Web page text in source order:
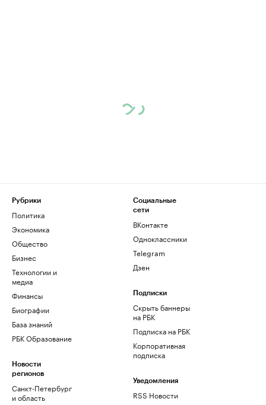
Рубрики
Политика
Экономика
Общество
Бизнес
Технологии и
медиа
Финансы
Биографии
База знаний
РБК Образование
Новости
регионов
Санкт-Петербург
и область
Социальные
сети
ВКонтакте
Одноклассники
Telegram
Дзен
Подписки
Скрыть баннеры
на РБК
Подписка на РБК
Корпоративная
подписка
Уведомления
RSS Новости